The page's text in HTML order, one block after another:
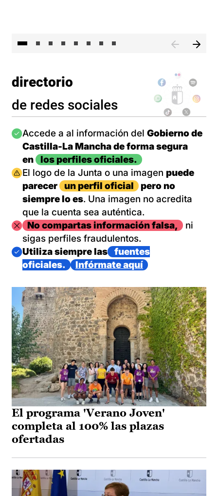
directorio
de redes sociales
Imagen
Accede a al información del Gobierno de
Castilla-La Mancha de forma segura
en
los perfiles oficiales.
Imagen
El logo de la Junta o una imagen puede
parecer
un perfil oficial
pero no
siempre lo es. Una imagen no acredita
que la cuenta sea auténtica.
ImagenNo compartas información falsa,
ni
sigas perfiles fraudulentos.
Imagen
Utiliza siempre las
fuentes
oficiales.
Infórmate aquí
El programa 'Verano Joven'
completa al 100% las plazas
ofertadas